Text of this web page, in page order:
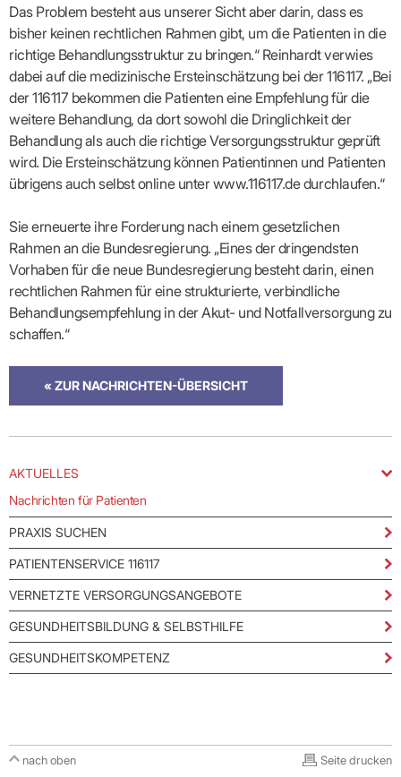
AKTUELLES
Nachrichten für Patienten
PRAXIS SUCHEN
PATIENTENSERVICE 116117
VERNETZTE VERSORGUNGSANGEBOTE
GESUNDHEITSBILDUNG & SELBSTHILFE
GESUNDHEITSKOMPETENZ
Das Problem besteht aus unserer Sicht aber darin, dass es
bisher keinen rechtlichen Rahmen gibt, um die Patienten in die
richtige Behandlungsstruktur zu bringen.“ Reinhardt verwies
dabei auf die medizinische Ersteinschätzung bei der 116117. „Bei
der 116117 bekommen die Patienten eine Empfehlung für die
weitere Behandlung, da dort sowohl die Dringlichkeit der
Behandlung als auch die richtige Versorgungsstruktur geprüft
wird. Die Ersteinschätzung können Patientinnen und Patienten
übrigens auch selbst online unter www.116117.de durchlaufen.“
Sie erneuerte ihre Forderung nach einem gesetzlichen
Rahmen an die Bundesregierung. „Eines der dringendsten
Vorhaben für die neue Bundesregierung besteht darin, einen
rechtlichen Rahmen für eine strukturierte, verbindliche
Behandlungsempfehlung in der Akut- und Notfallversorgung zu
schaffen.“
« ZUR NACHRICHTEN-ÜBERSICHT
nach oben Seite drucken